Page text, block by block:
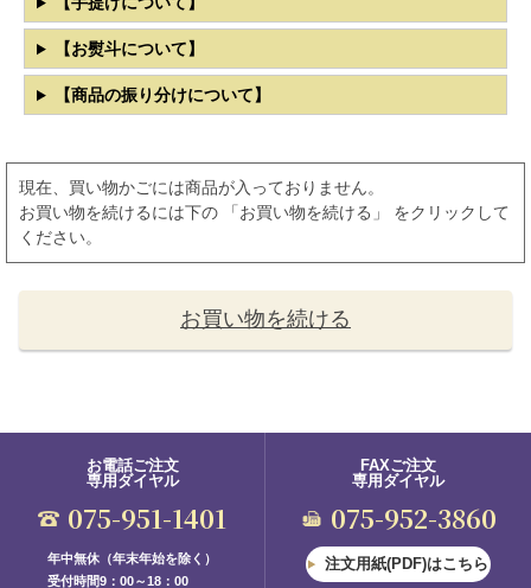
【お熨斗について】
【商品の振り分けについて】
現在、買い物かごには商品が入っておりません。
お買い物を続けるには下の 「お買い物を続ける」 をクリックして
ください。
お買い物を続ける
お電話ご注文
専用ダイヤル
075-951-1401
年中無休（年末年始を除く）
受付時間9：00～18：00
FAXご注文
専用ダイヤル
075-952-3860
注文用紙(PDF)はこちら